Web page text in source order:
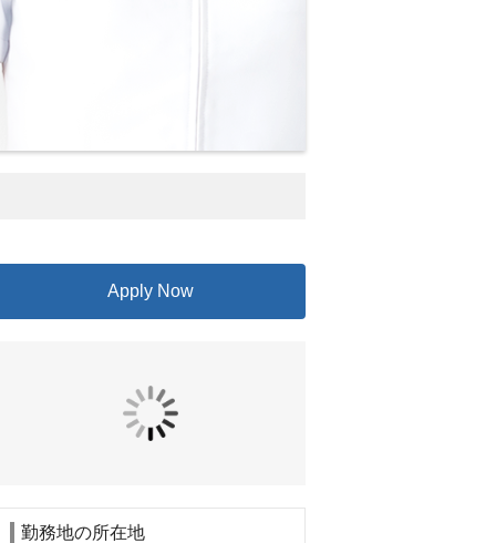
Apply Now
勤務地の所在地